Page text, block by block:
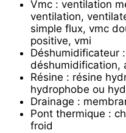
Vmc : ventilation
ventilation,
simple flux, vmc
positive, vmi
Déshumidificateur
déshumidification,
Résine : résine
hydrophobe ou
Drainage :
Pont thermique :
froid